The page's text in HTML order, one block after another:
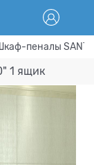
пеналы SANTA
1 ящик